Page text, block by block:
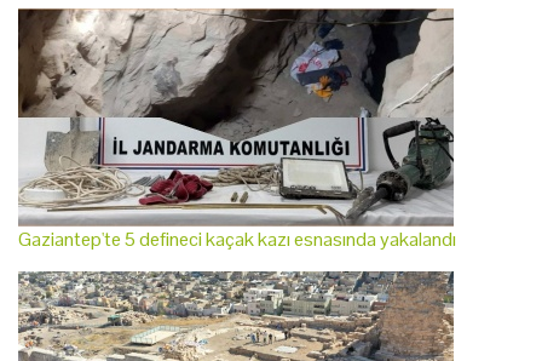
Gaziantep'te 5 defineci kaçak kazı esnasında yakalandı